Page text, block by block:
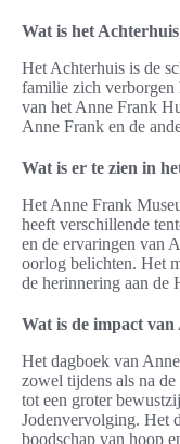
Wat is het
Het Achterhuis is de
familie zich verborgen
van het Anne Frank
Anne Frank en de
Wat is er te zien in
Het Anne Frank
heeft verschillende
en de ervaringen van
oorlog belichten. Het
de herinnering aan de
Wat is de impact van
Het dagboek van
zowel tijdens als na
tot een groter
Jodenvervolging. Het
boodschap van hoop